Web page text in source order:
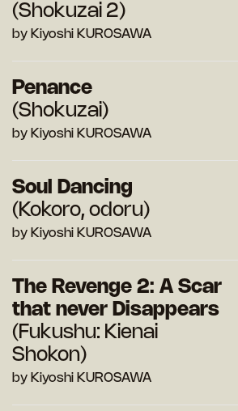
(Shokuzai 2)
by Kiyoshi KUROSAWA
Penance
(Shokuzai)
by Kiyoshi KUROSAWA
Soul Dancing
(Kokoro, odoru)
by Kiyoshi KUROSAWA
The Revenge 2: A Scar
that never Disappears
(Fukushu: Kienai
Shokon)
by Kiyoshi KUROSAWA